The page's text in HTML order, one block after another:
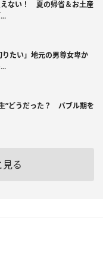
ない！ 夏の帰省＆お土産
りたい」地元の男尊女卑か
”どうだった？ バブル期を
る